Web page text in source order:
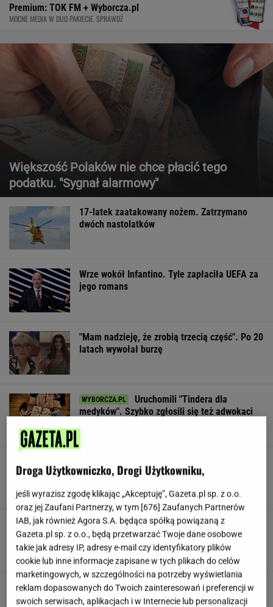
Premium: TOK FM + Wyborcza.pl
MOCNE MEDIA W DUO PAKIECIE. SPRAWDŹ
Większość Polaków nie chce płacić tego
podatku. "Sygnał alarmowy"
17-latek zaatakowany nożem. Zatrzymano
dwóch nastolatków
Wrze wokół Infantino. Tyle zapłaciła UEFA za
jego romans
"Mam nadzieję, że zrobią trzecią część". Po 20
latach wywołał burzę
Uruchomili "Tindera dla
medyków". Szybko zgłosili się też adwokaci
SUBSKRYPCJA
Gawryluk reaguje na krytykę po debacie u
Nawrockiego. Co na to Polsat?
Droga Użytkowniczko, Drogi Użytkowniku,
jeśli wyrazisz zgodę klikając „Akceptuję”, Gazeta.pl sp. z o.o.
oraz jej Zaufani Partnerzy, w tym [676] Zaufanych Partnerów
IAB, jak również Agora S.A. będąca spółką powiązaną z
Gazeta.pl sp. z o.o., będą przetwarzać Twoje dane osobowe
takie jak adresy IP, adresy e-mail czy identyfikatory plików
cookie lub inne informacje zapisane w tych plikach do celów
marketingowych, w szczególności na potrzeby wyświetlania
reklam dopasowanych do Twoich zainteresowań i preferencji w
swoich serwisach, aplikacjach i w Internecie lub personalizacji